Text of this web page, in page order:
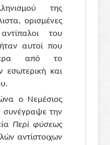
της
ορισμένες
του
αυτοί που
από το
εσωτερική και
ο Νεμέσιος
συνέγραψε την
Περὶ φύσεως
αντίστοιχων